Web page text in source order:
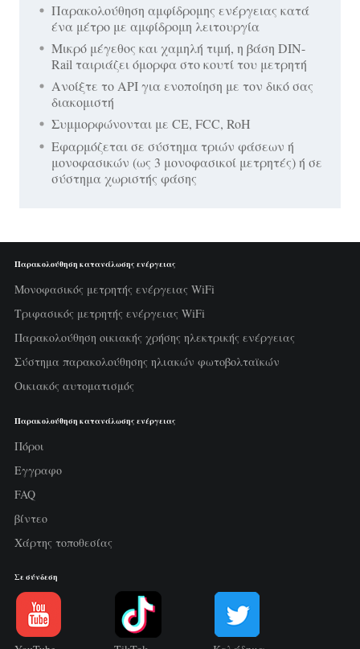
Παρακολούθηση αμφίδρομης ενέργειας κατά
ένα μέτρο με αμφίδρομη λειτουργία
Μικρό μέγεθος και χαμηλή τιμή, η βάση DIN-
Rail ταιριάζει όμορφα στο κουτί του μετρητή
Ανοίξτε το API για ενοποίηση με τον δικό σας
διακομιστή
Συμμορφώνονται με CE, FCC, RoH
Εφαρμόζεται σε σύστημα τριών φάσεων ή
μονοφασικών (ως 3 μονοφασικοί μετρητές) ή σε
σύστημα χωριστής φάσης
Παρακολούθηση κατανάλωσης ενέργειας
Μονοφασικός μετρητής ενέργειας WiFi
Τριφασικός μετρητής ενέργειας WiFi
Παρακολούθηση οικιακής χρήσης ηλεκτρικής ενέργειας
Σύστημα παρακολούθησης ηλιακών φωτοβολταϊκών
Οικιακός αυτοματισμός
Παρακολούθηση κατανάλωσης ενέργειας
Πόροι
Εγγραφο
FAQ
βίντεο
Χάρτης τοποθεσίας
Σε σύνδεση